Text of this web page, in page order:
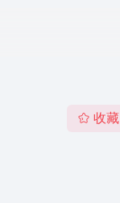
收藏